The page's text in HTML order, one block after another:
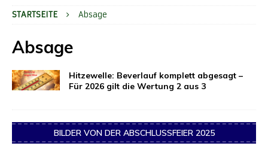
STARTSEITE Absage
Absage
Hitzewelle: Beverlauf komplett abgesagt –
Für 2026 gilt die Wertung 2 aus 3
BILDER VON DER ABSCHLUSSFEIER 2025